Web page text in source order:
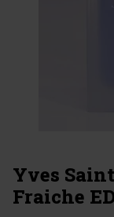
Yves
Fraiche